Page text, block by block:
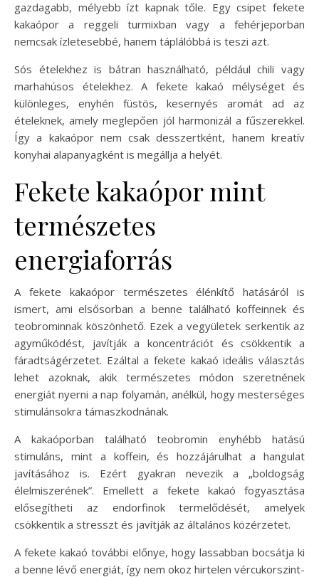
gazdagabb, mélyebb ízt kapnak tőle. Egy csipet fekete
kakaópor a reggeli turmixban vagy a fehérjeporban
nemcsak ízletesebbé, hanem táplálóbbá is teszi azt.
Sós ételekhez is bátran használható, például chili vagy
marhahúsos ételekhez. A fekete kakaó mélységet és
különleges, enyhén füstös, kesernyés aromát ad az
ételeknek, amely meglepően jól harmonizál a fűszerekkel.
Így a kakaópor nem csak desszertként, hanem kreatív
konyhai alapanyagként is megállja a helyét.
Fekete kakaópor mint
természetes
energiaforrás
A fekete kakaópor természetes élénkítő hatásáról is
ismert, ami elsősorban a benne található koffeinnek és
teobrominnak köszönhető. Ezek a vegyületek serkentik az
agyműködést, javítják a koncentrációt és csökkentik a
fáradtságérzetet. Ezáltal a fekete kakaó ideális választás
lehet azoknak, akik természetes módon szeretnének
energiát nyerni a nap folyamán, anélkül, hogy mesterséges
stimulánsokra támaszkodnának.
A kakaóporban található teobromin enyhébb hatású
stimuláns, mint a koffein, és hozzájárulhat a hangulat
javításához is. Ezért gyakran nevezik a „boldogság
élelmiszerének”. Emellett a fekete kakaó fogyasztása
elősegítheti az endorfinok termelődését, amelyek
csökkentik a stresszt és javítják az általános közérzetet.
A fekete kakaó további előnye, hogy lassabban bocsátja ki
a benne lévő energiát, így nem okoz hirtelen vércukorszint-